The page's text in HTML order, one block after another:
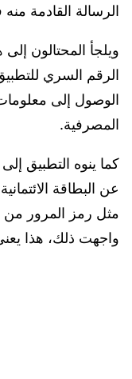
الرسالة القادمة منه
ويلجأ المحتالون
الوصول إلى
المصرفية.
كما ينوه التطبيق
عن البطاقة
مثل رمز المرور من
واجهت ذلك، هذا